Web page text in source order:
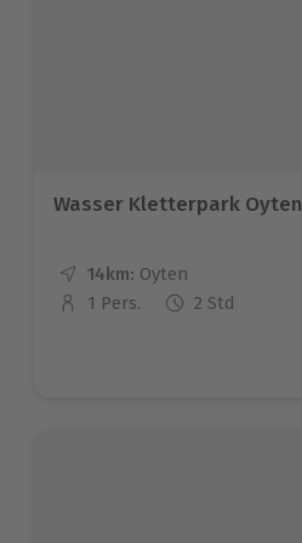
Wasser Kletterpark Oyten
14km: Entfernung
Standort
Oyten
Anzahl der Teilnehmer
1 Pers. 2 Std